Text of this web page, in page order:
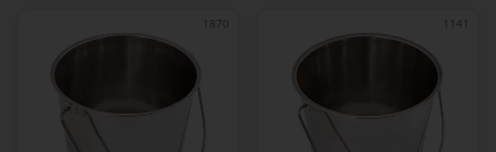
1870 1141